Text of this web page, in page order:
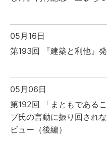
05月16日
第193回 『建築と利他』
05月06日
第192回 「まともである
プ氏の言動に振り回され
ビュー（後編）